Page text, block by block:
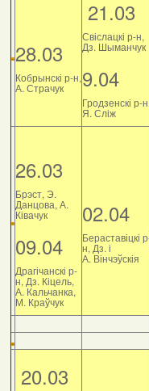
28.03
Кобрынскі р-н,
А. Страчук
21.03
Свіслацкі р-н,
Дз. Шыманчук
9.04
Гродзенскі р-н,
Я. Сліж
26.03
Брэст, Э.
Данцова, А.
Ківачук
09.04
Драгічанскі р-
н, Дз. Кіцель,
А. Кальчанка,
М. Краўчук
02.04
Бераставіцкі
н, Дз. і
А. Вінчэўскія
20.03